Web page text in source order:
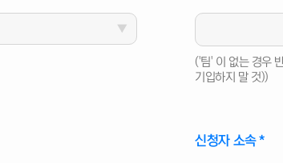
('팀' 이 없는 경우
기입하지 말 것))
신청자 소속*